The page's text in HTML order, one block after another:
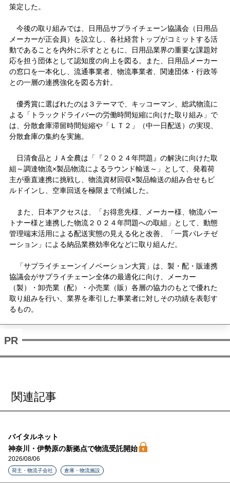
策定した。
今後の取り組みでは、日用品サプライチェーン協議会（日用品
メーカーが正会員）を設立し、各社経営トップがコミットする活
動であることを内外に示すとともに、日用品業界の重要な課題対
応を担う団体として認知度の向上を図る。また、日用品メーカー
の窓口を一本化し、流通事業者、物流事業者、関連団体・行政等
との一層の連携強化を図る方針。
優秀賞に選ばれたのは３テーマで、キッコーマン、総武物流に
よる「トラックドライバーの労働時間短縮に向けた取り組み」で
は、分散倉庫滞留時間短縮や「ＬＴ２」（中一日配送）の実現、
分散倉庫の集約を実施。
日清食品とＪＡ全農は「『２０２４年問題』の解決に向けた取
組～調達物流×製品物流によるラウンド輸送～」として、発着荷
主が垂直連携に挑戦し、物流資材回収×製品輸送の組み合せもビ
ルドインし、空車回送を極限まで削減した。
また、日本アクセスは、「お得意先様、メーカー様、物流パー
トナー様と連携した物流２０２４年問題への取組」として、動態
管理端末活用による配送実態の見える化と改善、「一貫パレチゼ
ーション」による納品業務効率化などに取り組んだ。
「サプライチェーンイノベーション大賞」は、製・配・販連携
協議会がサプライチェーン全体の最適化に向け、メーカー
（製）・卸売業（配）・小売業（販）各層の協力のもとで優れた
取り組みを行い、業界を牽引した事業者に対しその功績を表彰す
るもの。
関連記事
バイタルネット
神奈川・伊勢原の新拠点で物流受託開始
2026/08/06
荷主・物流子会社 倉庫・物流施設